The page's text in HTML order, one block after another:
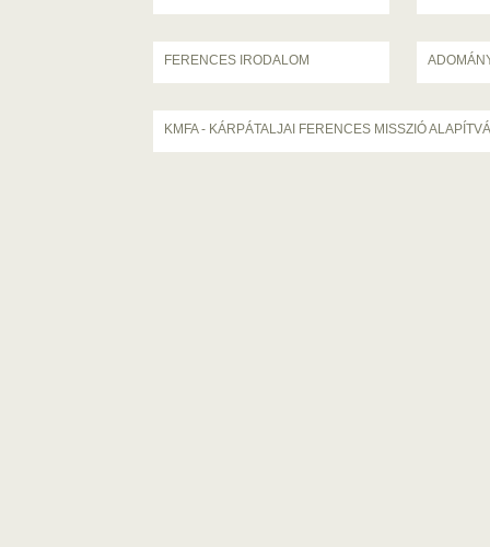
FERENCES IRODALOM
KMFA - KÁRPÁTALJAI FERENCES MISSZIÓ